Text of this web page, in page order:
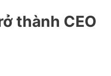
thành CEO